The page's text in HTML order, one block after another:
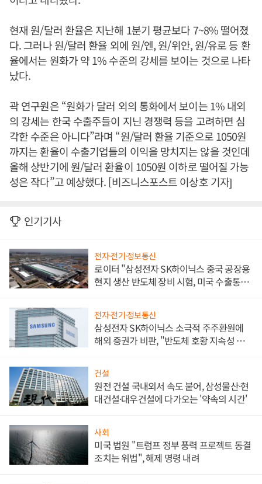
현재 원/달러 환율은 지난해 1분기 평균보다 7~8% 떨어졌
다. 그러나 원/달러 환율 외에 원/엔, 원/위안, 원/유로 등 환
율에서는 원화가 약 1% 수준의 강세를 보이는 것으로 나타
났다.
곽 연구원은 “원화가 달러 외의 통화에서 보이는 1% 내외
의 강세는 한국 수출주들이 지닌 경쟁력 등을 고려하면 심
각한 수준은 아니다”라며 “원/달러 환율 기준으로 1050원
까지는 환율이 수출기업들의 이익을 망치지는 않을 것인데
올해 상반기에 원/달러 환율이 1050원 이하로 떨어질 가능
성은 작다”고 예상했다. [비즈니스포스트 이상호 기자]
인기기사
전자·전기·정보통신
로이터 "삼성전자 SK하이닉스 중국 공장용
현지 생산 반도체 장비 시험, 미국 수출통제
전자·전기·정보통신
삼성전자 SK하이닉스 소극적 주주환원에
해외 증권가 비판, "반도체 호황 지속성 의
건설
원전 건설 국내외서 속도 붙어, 삼성물산·현
대건설·대우건설에 다가오는 '약속의 시간'
사회
미국 법원 "트럼프 정부 풍력 프로젝트 동결
조치는 위법", 해제 명령 내려